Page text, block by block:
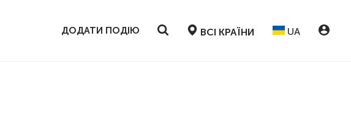
ДОДАТИ ПОДІЮ ВСІ КРАЇНИ UA